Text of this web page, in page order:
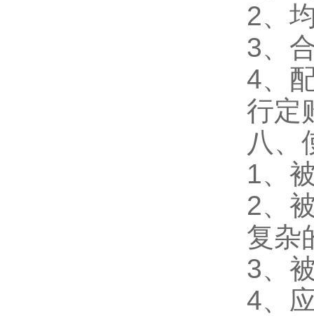
2、
3、
4、
行定
八、
1、
2、
复杂
3、
4、